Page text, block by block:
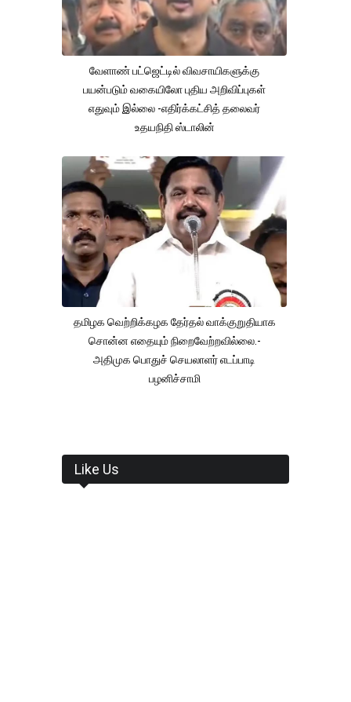
வேளாண் பட்ஜெட்டில் விவசாயிகளுக்கு
பயன்படும் வகையிலோ புதிய அறிவிப்புகள்
எதுவும் இல்லை -எதிர்க்கட்சித் தலைவர்
உதயநிதி ஸ்டாலின்
தமிழக வெற்றிக்கழக தேர்தல் வாக்குறுதியாக
சொன்ன எதையும் நிறைவேற்றவில்லை.-
அதிமுக பொதுச் செயலாளர் எடப்பாடி
பழனிச்சாமி
Like Us